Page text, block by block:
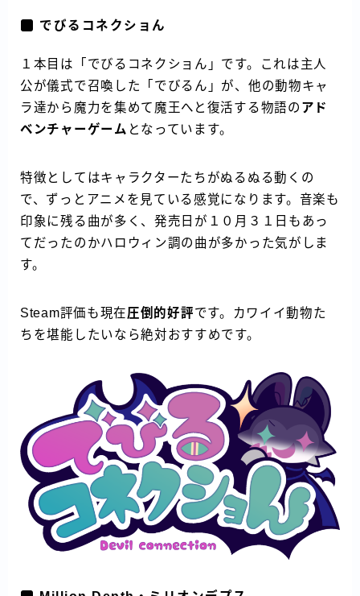
でびるコネクショん
１本目は「でびるコネクショん」です。これは主人
公が儀式で召喚した「でびるん」が、他の動物キャ
ラ達から魔力を集めて魔王へと復活する物語の アド
ベンチャーゲーム となっています。
特徴としてはキャラクターたちがぬるぬる動くの
で、ずっとアニメを見ている感覚になります。音楽も
印象に残る曲が多く、発売日が１０月３１日もあっ
てだったのかハロウィン調の曲が多かった気がしま
す。
Steam評価も現在圧倒的好評です。カワイイ動物た
ちを堪能したいなら絶対おすすめです。